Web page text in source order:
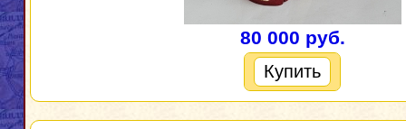
80 000 руб.
Купить